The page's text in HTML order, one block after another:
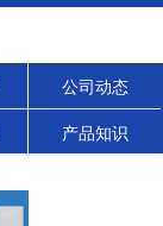
公司动态
产品知识